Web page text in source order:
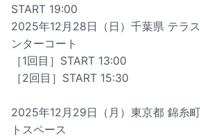
START 19:00
2025年12月28日（日）千葉県 テラ
ンターコート
［1回目］START 13:00
［2回目］START 15:30
2025年12月29日（月）東京都 錦糸
トスペース